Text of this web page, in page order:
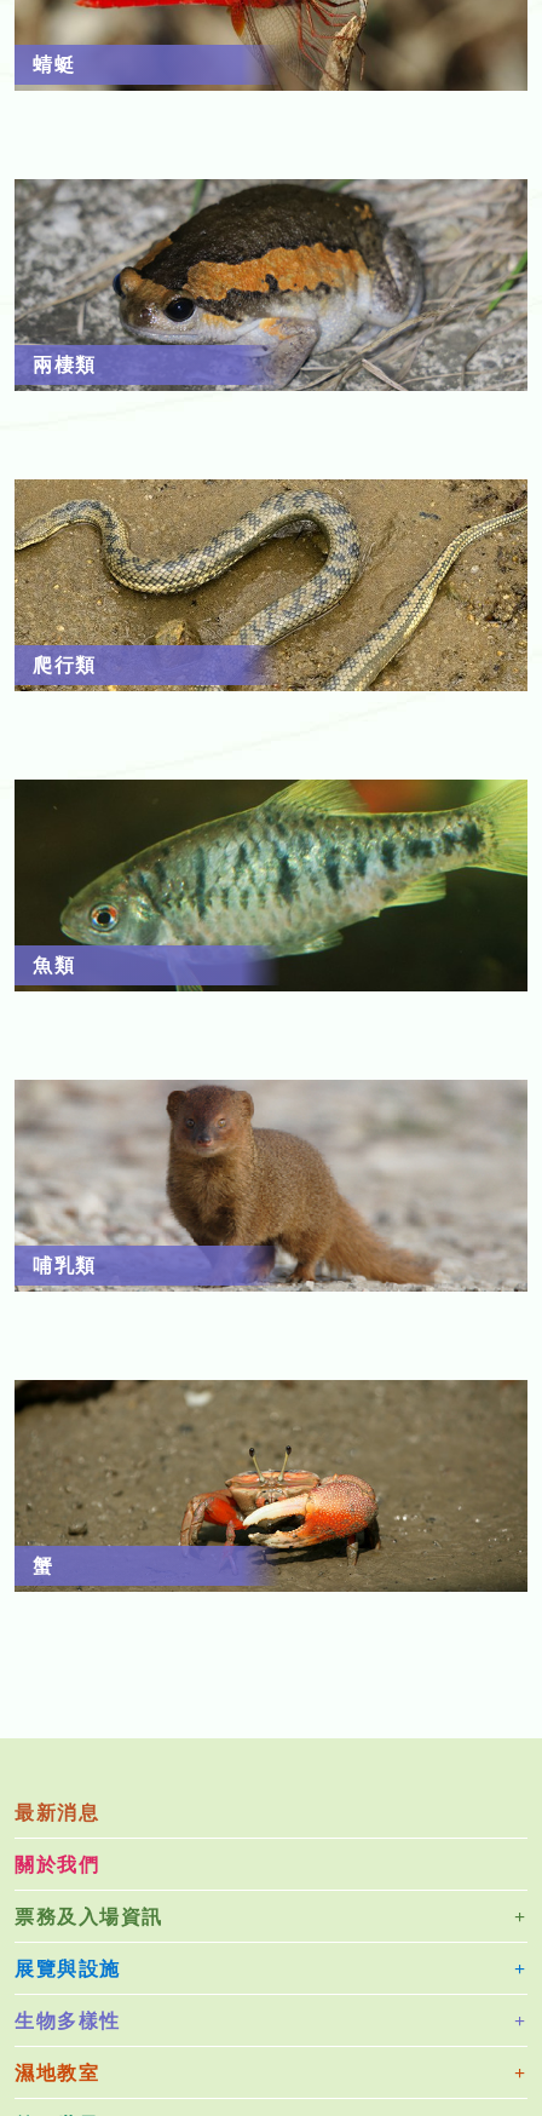
蜻蜓
兩棲類
爬行類
魚類
哺乳類
蟹
最新消息
關於我們
票務及入場資訊
展覽與設施
生物多樣性
濕地教室